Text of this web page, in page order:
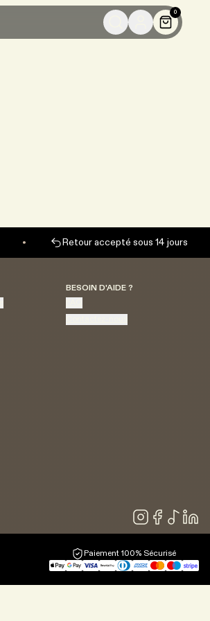
0
La meilleure sélection
Retour accepté sous 14 jours
BESOIN D'AIDE ?
Paiement 100% Sécurisé